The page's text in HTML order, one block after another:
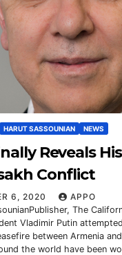
HARUT SASSOUNIAN NEWS
Reveals
Conflict
6, 2020
APPO
The
Vladimir Putin
between Armenia
the world have been